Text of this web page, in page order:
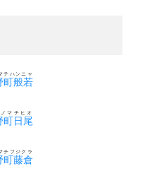
町般若
チハンニャ
町日尾
マチヒオ
町藤倉
チフジクラ